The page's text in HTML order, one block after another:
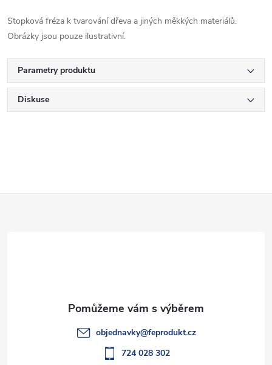
Stopková fréza k tvarování dřeva a jiných měkkých materiálů.
Obrázky jsou pouze ilustrativní.
Parametry produktu
Diskuse
objednavky@feprodukt.cz
724 028 302